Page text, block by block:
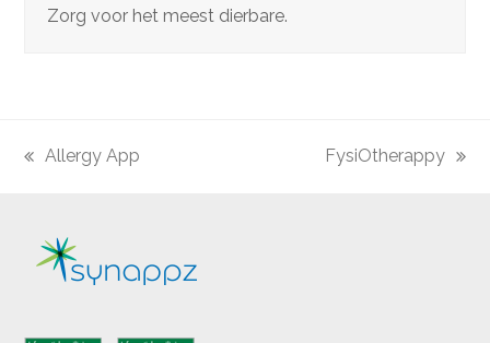
Zorg voor het meest dierbare.
previous
Allergy App
next
FysiOtherappy